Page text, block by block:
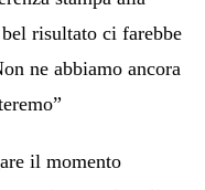
risultato ci farebbe
ne abbiamo ancora
il momento